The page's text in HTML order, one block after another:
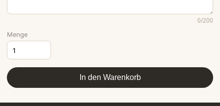
0/200
Menge
In den Warenkorb